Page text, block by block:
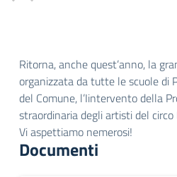
Ritorna, anche quest’anno, la
organizzata da tutte le scuole di
del Comune, l’Iintervento della
straordinaria degli artisti del circo
Vi aspettiamo nemerosi!
Documenti